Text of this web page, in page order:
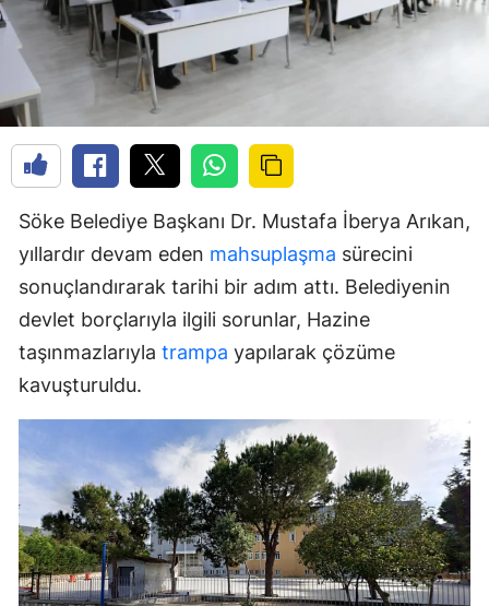
Söke Belediye Başkanı Dr. Mustafa İberya Arıkan,
yıllardır devam eden mahsuplaşma sürecini
sonuçlandırarak tarihi bir adım attı. Belediyenin
devlet borçlarıyla ilgili sorunlar, Hazine
taşınmazlarıyla trampa yapılarak çözüme
kavuşturuldu.